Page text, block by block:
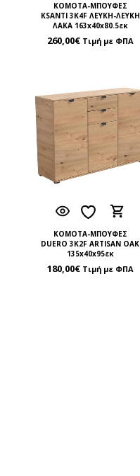
ΚΟΜΟΤΑ-ΜΠΟΥΦΕΣ
KSANTI 3K4F ΛΕΥΚΗ-ΛΕΥΚΗ
ΛΑΚΑ 163x40x80.5εκ
260,00€ Τιμή με ΦΠΑ
ΚΟΜΟΤΑ-ΜΠΟΥΦΕΣ
DUERO 3K2F ARTISAN OAK
135x40x95εκ
180,00€ Τιμή με ΦΠΑ